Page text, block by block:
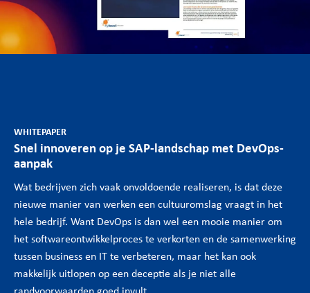
WHITEPAPER
Snel innoveren op je SAP-landschap met DevOps-
aanpak
Wat bedrijven zich vaak onvoldoende realiseren, is dat deze
nieuwe manier van werken een cultuuromslag vraagt in het
hele bedrijf. Want DevOps is dan wel een mooie manier om
het softwareontwikkelproces te verkorten en de samenwerking
tussen business en IT te verbeteren, maar het kan ook
makkelijk uitlopen op een deceptie als je niet alle